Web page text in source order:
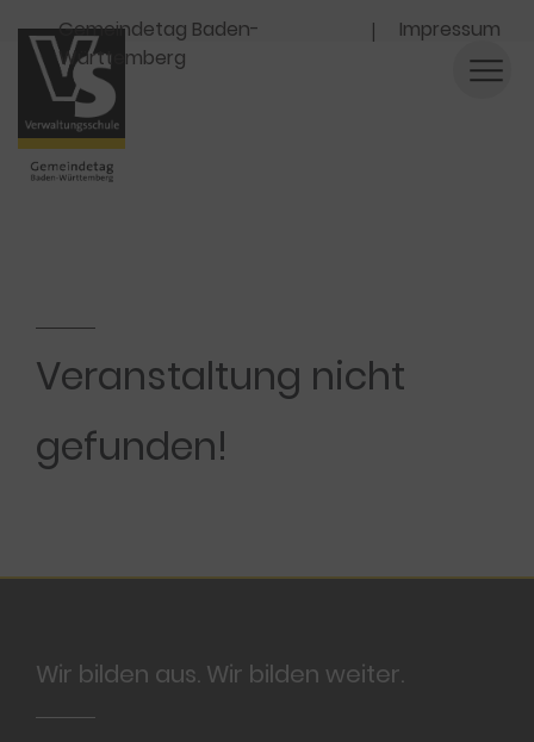
Navigation
Gemeindetag Baden-
Württemberg
Impressum
Veranstaltung nicht
gefunden!
Wir bilden aus. Wir bilden weiter.